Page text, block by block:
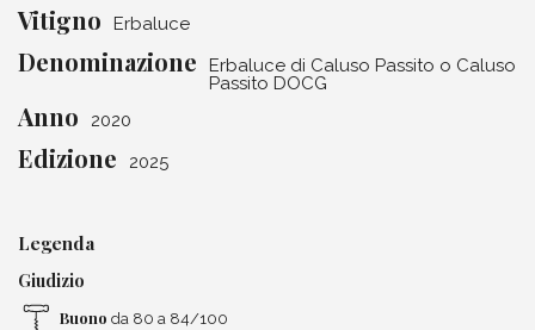
Vitigno Erbaluce
Denominazione
Erbaluce di Caluso Passito o Caluso
Passito DOCG
Anno 2020
Edizione 2025
Legenda
Giudizio
Buono da 80 a 84/100